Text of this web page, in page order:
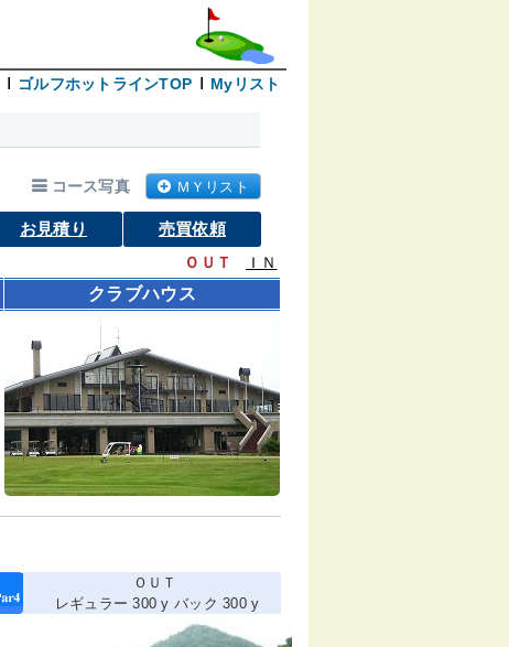
ゴルフホットラインTOP Myリスト
コース写真 ＭＹリスト
お見積り 売買依頼
ＯＵＴ ＩＮ
クラブハウス
ＯＵＴ
レギュラー 300 y バック 300 y